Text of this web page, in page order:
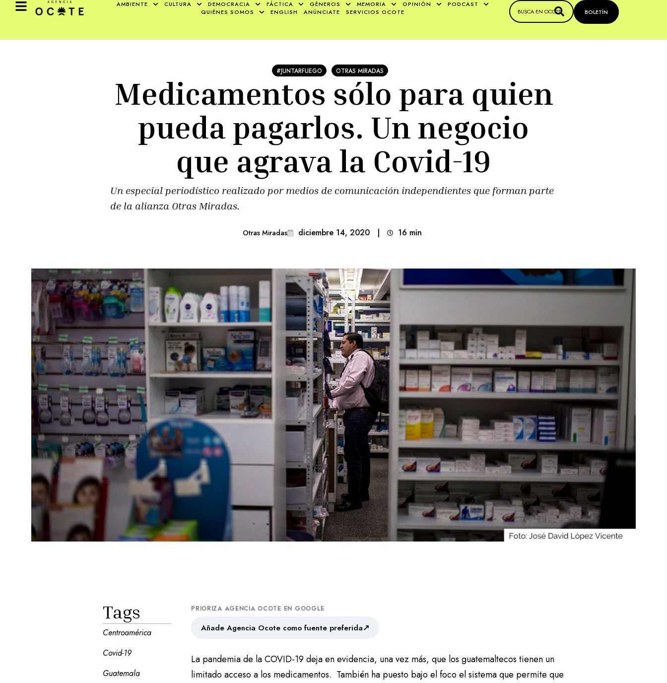
AMBIENTE CULTURA DEMOCRACIA FÁCTICA GÉNEROS MEMORIA OPINIÓN
PODCAST
QUIÉNES SOMOS
ENGLISH ANÚNCIATE SERVICIOS OCOTE BOLETÍN
#JUNTARFUEGO OTRAS MIRADAS
Medicamentos sólo para quien
pueda pagarlos. Un negocio
que agrava la Covid-19
Un especial periodístico realizado por medios de comunicación independientes que forman parte
de la alianza Otras Miradas.
Otras Miradas diciembre 14, 2020 | 16 min
Tags
Centroamérica
Covid-19
Guatemala
PRIORIZA AGENCIA OCOTE EN GOOGLE
Añade Agencia Ocote como fuente preferida↗
La pandemia de la COVID-19 deja en evidencia, una vez más, que los guatemaltecos tienen un
limitado acceso a los medicamentos. También ha puesto bajo el foco el sistema que permite que